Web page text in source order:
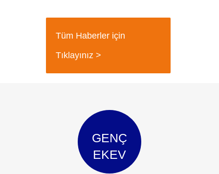
Tüm Haberler için
Tıklayınız >
GENÇ
EKEV